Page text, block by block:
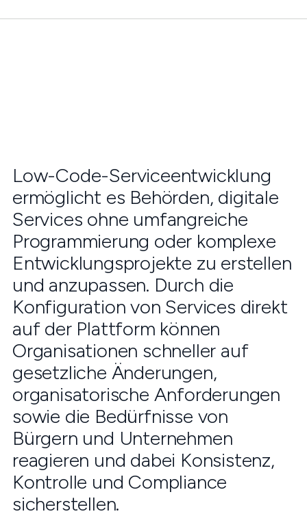
Low-Code-Serviceentwicklung
ermöglicht es Behörden, digitale
Services ohne umfangreiche
Programmierung oder komplexe
Entwicklungsprojekte zu erstellen
und anzupassen. Durch die
Konfiguration von Services direkt
auf der Plattform können
Organisationen schneller auf
gesetzliche Änderungen,
organisatorische Anforderungen
sowie die Bedürfnisse von
Bürgern und Unternehmen
reagieren und dabei Konsistenz,
Kontrolle und Compliance
sicherstellen.